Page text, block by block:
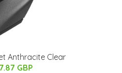
Anthracite Clear
GBP